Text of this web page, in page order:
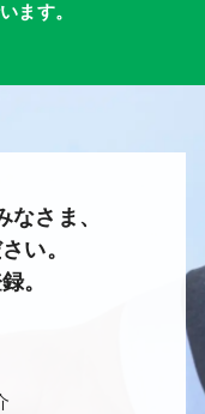
ます。
さま、
い。
。